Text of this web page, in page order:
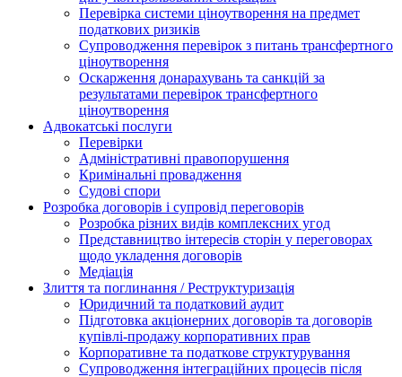
Перевірка системи ціноутворення на предмет
податкових ризиків
Супроводження перевірок з питань трансфертного
ціноутворення
Оскарження донарахувань та санкцій за
результатами перевірок трансфертного
ціноутворення
Адвокатські послуги
Перевірки
Адміністративні правопорушення
Кримінальні провадження
Судові спори
Розробка договорів і супровід переговорів
Розробка різних видів комплексних угод
Представництво інтересів сторін у переговорах
щодо укладення договорів
Медіація
Злиття та поглинання / Реструктуризація
Юридичний та податковий аудит
Підготовка акціонерних договорів та договорів
купівлі-продажу корпоративних прав
Корпоративне та податкове структурування
Супроводження інтеграційних процесів після